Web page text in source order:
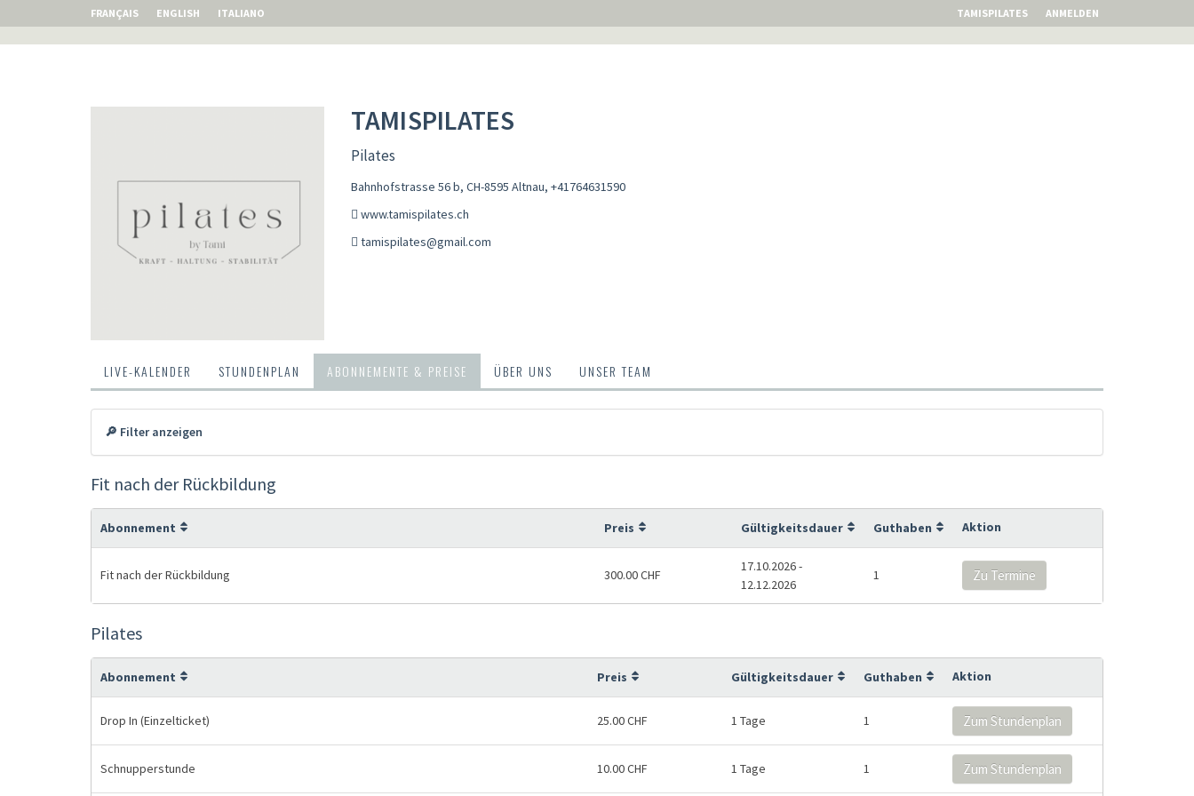
FRANÇAIS ENGLISH ITALIANO TAMISPILATES ANMELDEN
TAMISPILATES
Pilates
Bahnhofstrasse 56 b, CH-8595 Altnau, +41764631590
www.tamispilates.ch
tamispilates@gmail.com
LIVE-KALENDER STUNDENPLAN ABONNEMENTE & PREISE ÜBER UNS UNSER TEAM
🔎 Filter anzeigen
Fit nach der Rückbildung
Abonnement Preis Gültigkeitsdauer Guthaben Aktion
Fit nach der Rückbildung 300.00 CHF
17.10.2026 -
12.12.2026
1 Zu Termine
Pilates
Abonnement Preis Gültigkeitsdauer Guthaben Aktion
Drop In (Einzelticket) 25.00 CHF 1 Tage 1 Zum Stundenplan
Schnupperstunde 10.00 CHF 1 Tage 1 Zum Stundenplan